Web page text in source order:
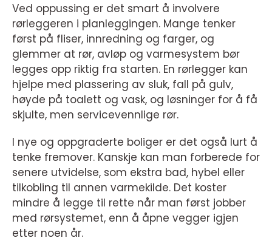
Ved oppussing er det smart å involvere
rørleggeren i planleggingen. Mange tenker
først på fliser, innredning og farger, og
glemmer at rør, avløp og varmesystem bør
legges opp riktig fra starten. En rørlegger kan
hjelpe med plassering av sluk, fall på gulv,
høyde på toalett og vask, og løsninger for å få
skjulte, men servicevennlige rør.
I nye og oppgraderte boliger er det også lurt å
tenke fremover. Kanskje kan man forberede for
senere utvidelse, som ekstra bad, hybel eller
tilkobling til annen varmekilde. Det koster
mindre å legge til rette når man først jobber
med rørsystemet, enn å åpne vegger igjen
etter noen år.